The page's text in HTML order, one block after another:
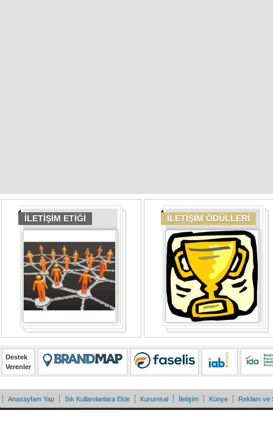
İLETİŞİM ETİĞİ İLETİŞİM ÖDÜLLERİ
Destek
Verenler
Anasayfam Yap Sık Kullanılanlara Ekle Kurumsal İletişim Künye Reklam ve